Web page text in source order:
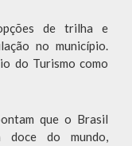
de trilha e
no município.
do Turismo como
que o Brasil
do mundo,